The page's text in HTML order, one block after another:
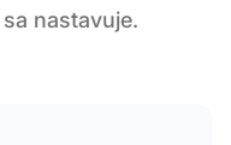
nastavuje.